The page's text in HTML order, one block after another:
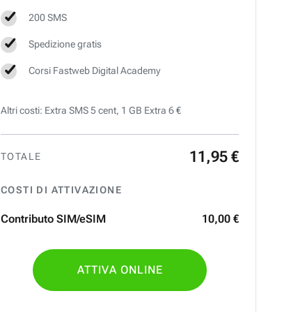
200 SMS
Spedizione gratis
Corsi Fastweb Digital Academy
Altri costi: Extra SMS 5 cent, 1 GB Extra 6 €
TOTALE 11 ,95 €
COSTI DI ATTIVAZIONE
Contributo SIM/eSIM 10,00 €
ATTIVA ONLINE